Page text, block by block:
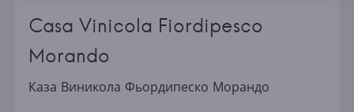
Casa Vinicola Fiordipesco
Morando
Каза Виникола Фьордипеско Морандо